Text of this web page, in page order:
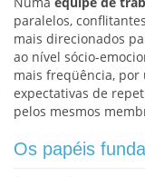
paralelos,
mais direcionados
ao nível sócio-
mais freqüência,
expectativas de
pelos mesmos
Os papéis